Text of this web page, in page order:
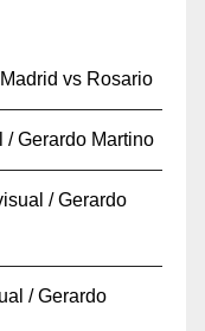
vs Rosario
Gerardo Martino
/ Gerardo
/ Gerardo